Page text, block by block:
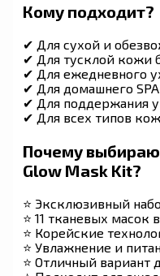
Кому подходит?
✔ Для сухой и
✔ Для тусклой кожи
✔ Для ежедневного
✔ Для домашнего
✔ Для поддержания
✔ Для всех типов
Почему
Glow Mask Kit?
⭐ Эксклюзивный
⭐ 11 тканевых масок
⭐ Корейские
⭐ Увлажнение и
⭐ Отличный вариант